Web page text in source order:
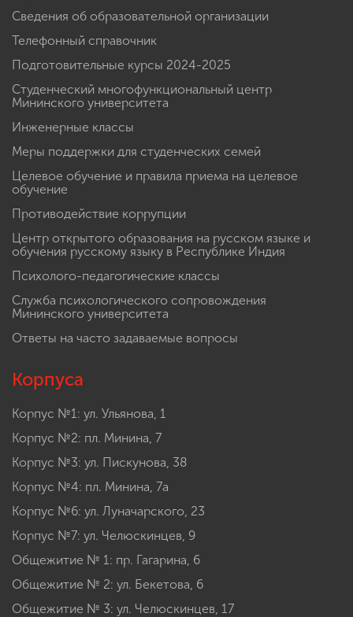
Сведения об образовательной организации
Телефонный справочник
Подготовительные курсы 2024-2025
Студенческий многофункциональный центр
Мининского университета
Инженерные классы
Меры поддержки для студенческих семей
Целевое обучение и правила приема на целевое
обучение
Противодействие коррупции
Центр открытого образования на русском языке и
обучения русскому языку в Республике Индия
Психолого-педагогические классы
Служба психологического сопровождения
Мининского университета
Ответы на часто задаваемые вопросы
Корпуса
Корпус №1: ул. Ульянова, 1
Корпус №2: пл. Минина, 7
Корпус №3: ул. Пискунова, 38
Корпус №4: пл. Минина, 7а
Корпус №6: ул. Луначарского, 23
Корпус №7: ул. Челюскинцев, 9
Общежитие № 1: пр. Гагарина, 6
Общежитие № 2: ул. Бекетова, 6
Общежитие № 3: ул. Челюскинцев, 17